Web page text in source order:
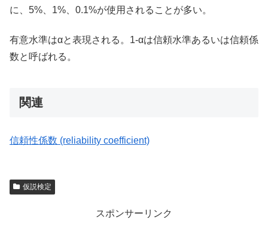
に、5%、1%、0.1%が使用されることが多い。
有意水準はαと表現される。1-αは信頼水準あるいは信頼係
数と呼ばれる。
関連
信頼性係数 (reliability coefficient)
仮説検定
スポンサーリンク